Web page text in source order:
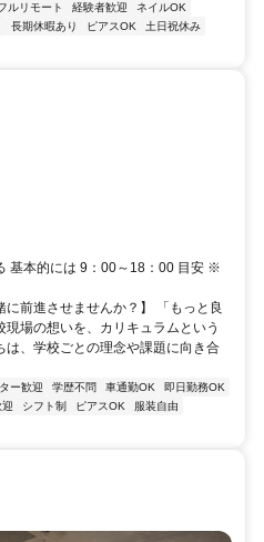
ルリモート 経験者歓迎
ネイルOK
長期休暇あり ピアスOK
土日祝休み
基本的には 9：00～18：00 目安 ※
前進させませんか？】 「もっと良
場の想いを、カリキュラムという
は、学校ごとの理念や課題に向き合
ー歓迎 学歴不問 車通勤OK
即日勤務OK
シフト制 ピアスOK
服装自由